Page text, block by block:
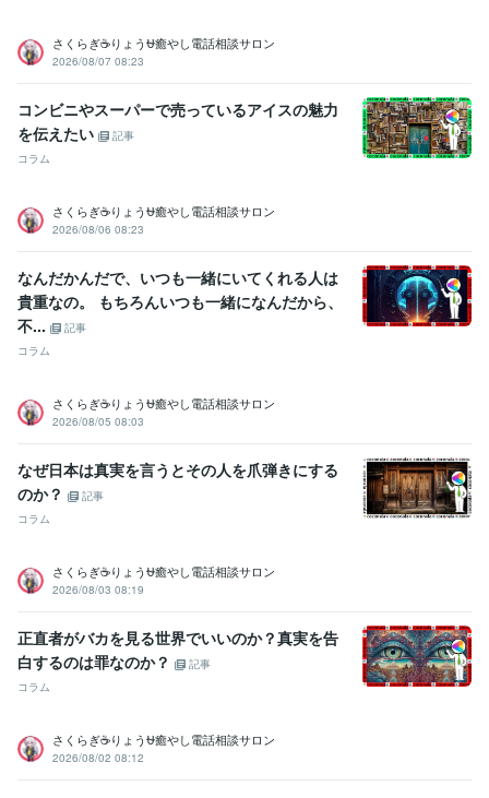
さくらぎ☕りょう⛎癒やし電話相談サロン
2026/08/07 08:23
コンビニやスーパーで売っているアイスの魅力
を伝えたい
記事
コラム
さくらぎ☕りょう⛎癒やし電話相談サロン
2026/08/06 08:23
なんだかんだで、いつも一緒にいてくれる人は
貴重なの。 もちろんいつも一緒になんだから、
不...
記事
コラム
さくらぎ☕りょう⛎癒やし電話相談サロン
2026/08/05 08:03
なぜ日本は真実を言うとその人を爪弾きにする
のか？
記事
コラム
さくらぎ☕りょう⛎癒やし電話相談サロン
2026/08/03 08:19
正直者がバカを見る世界でいいのか？真実を告
白するのは罪なのか？
記事
コラム
さくらぎ☕りょう⛎癒やし電話相談サロン
2026/08/02 08:12